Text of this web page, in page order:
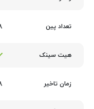
تعداد پین
هیت سینک
زمان تاخیر